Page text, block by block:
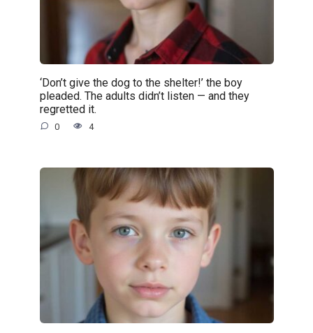
‘Don’t give the dog to the shelter!’ the boy
pleaded. The adults didn’t listen — and they
regretted it.
0 4